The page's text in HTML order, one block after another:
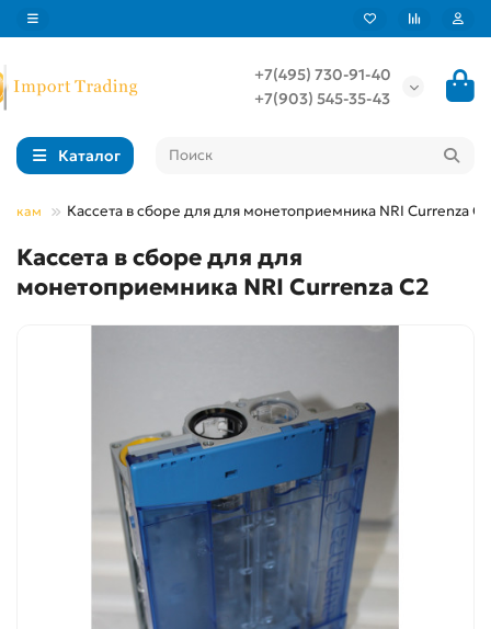
+7(495) 730-91-40
+7(903) 545-35-43
Каталог
Кассета в сборе для для монетоприемника NRI Currenza C2
Кассета в сборе для для
монетоприемника NRI Currenza C2